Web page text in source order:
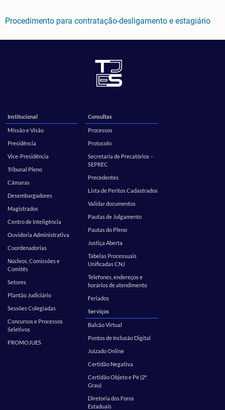
Procedimento para contratação-desligamento e estagiário
Institucional
Missão e Visão
Presidência
Vice-Presidência
Tribunal Pleno
Câmaras
Desembargadores
Magistrados
Centro de Inteligência
Ouvidoria Administrativa
Coordenadorias
Núcleos, Comissões e
Comitês
Setores
Plantão Judiciário
Sessões Colegiadas
Concursos e Processos
Seletivos
PROMOJUES
Consultas
Processos
Protocolo
Secretaria de Precatórios –
SEPREC
Precedentes
Lista de Peritos Cadastrados
Validar documentos
Pautas de Julgamento
Pautas do Pleno
Justiça Aberta
Tabelas Processuais
Unificadas CNJ
Telefones, endereços e
horários de atendimento
Feriados
Serviços
Balcão Virtual
Pontos de Inclusão Digital
Juizado Online
Certidão Negativa
Certidão Objeto e Pé (2º
Grau)
Diretoria dos Foros
Estaduais